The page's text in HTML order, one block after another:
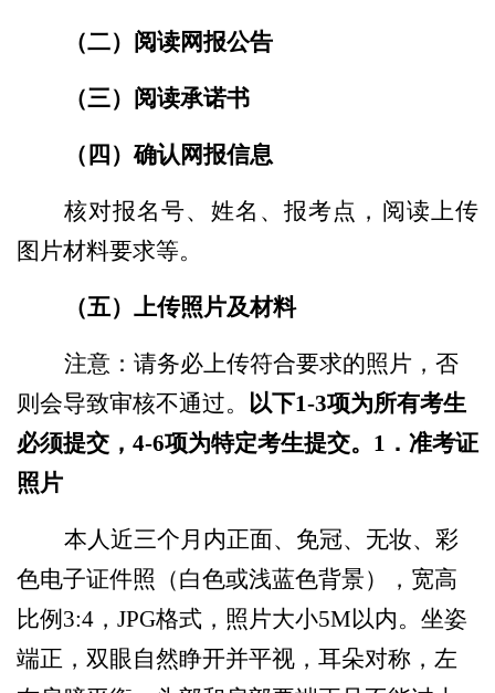
（二）阅读网报公告
（三）阅读承诺书
（四）确认网报信息
核对报名号、姓名、报考点，阅读上传
图片材料要求等。
（五）上传照片及材料
注意：请务必上传符合要求的照片，否
则会导致审核不通过。 以下1-3项为所有考生
必须提交，4-6项为特定考生提交。 1 ． 准考证
照片
本人近三个月内正面、免冠、无妆、彩
色电子证件照（白色或浅蓝色背景），宽高
比例3:4，JPG格式，照片大小5M以内。坐姿
端正，双眼自然睁开并平视，耳朵对称，左